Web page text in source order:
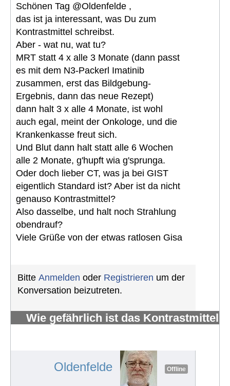
Schönen Tag @Oldenfelde ,
das ist ja interessant, was Du zum
Kontrastmittel schreibst.
Aber - wat nu, wat tu?
MRT statt 4 x alle 3 Monate (dann passt
es mit dem N3-Packerl Imatinib
zusammen, erst das Bildgebung-
Ergebnis, dann das neue Rezept)
dann halt 3 x alle 4 Monate, ist wohl
auch egal, meint der Onkologe, und die
Krankenkasse freut sich.
Und Blut dann halt statt alle 6 Wochen
alle 2 Monate, g'hupft wia g'sprunga.
Oder doch lieber CT, was ja bei GIST
eigentlich Standard ist? Aber ist da nicht
genauso Kontrastmittel?
Also dasselbe, und halt noch Strahlung
obendrauf?
Viele Grüße von der etwas ratlosen Gisa
Bitte Anmelden oder Registrieren um der
Konversation beizutreten.
Wie gefährlich ist das Kontrastmittel
Oldenfelde Offline